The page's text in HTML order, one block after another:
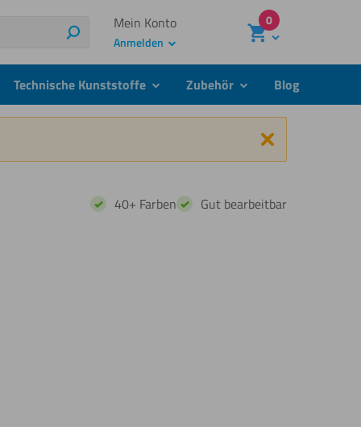
Suchen
Mein Konto
Anmelden
0
Technische Kunststoffe submenuZubehör submenuBlog
Schließen
40+ Farben Gut bearbeitbar